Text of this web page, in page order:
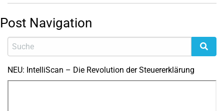
Post Navigation
NEU: IntelliScan – Die Revolution der Steuererklärung